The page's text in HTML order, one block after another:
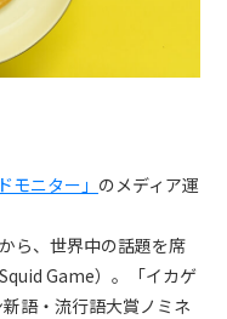
モニター」 のメディア運
ら、世界中の話題を席
Game）。「イカゲ
語・流行語大賞ノミネ